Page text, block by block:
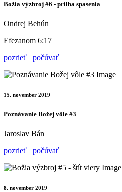
Božia výzbroj #6 - prilba spasenia
Ondrej Behún
Efezanom 6:17
pozrieť
počúvať
15. november 2019
Poznávanie Božej vôle #3
Jaroslav Bán
pozrieť
počúvať
8. november 2019